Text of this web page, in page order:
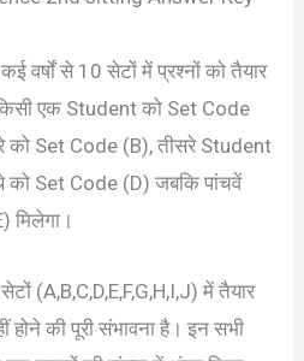
कई वर्षों से 10 सेटों में प्रश्नों को तैयार
एक Student को Set Code
को Set Code (B), तीसरे Student
Set Code (D) जबकि पांचवें
मिलेगा।
(A,B,C,D,E,F,G,H,I,J) में तैयार
की पूरी संभावना है। इन सभी